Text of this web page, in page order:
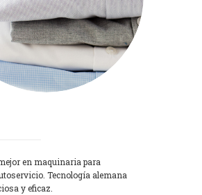
en maquinaria para
Tecnología alemana
y eficaz.